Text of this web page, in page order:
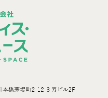
橋茅場町2-12-3 寿ビル2F